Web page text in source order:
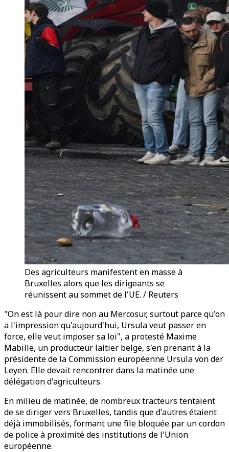
Des agriculteurs manifestent en masse à
Bruxelles alors que les dirigeants se
réunissent au sommet de l'UE. / Reuters
"On est là pour dire non au Mercosur, surtout parce qu'on
a l'impression qu'aujourd'hui, Ursula veut passer en
force, elle veut imposer sa loi", a protesté Maxime
Mabille, un producteur laitier belge, s'en prenant à la
présidente de la Commission européenne Ursula von der
Leyen. Elle devait rencontrer dans la matinée une
délégation d'agriculteurs.
En milieu de matinée, de nombreux tracteurs tentaient
de se diriger vers Bruxelles, tandis que d'autres étaient
déjà immobilisés, formant une file bloquée par un cordon
de police à proximité des institutions de l'Union
européenne.